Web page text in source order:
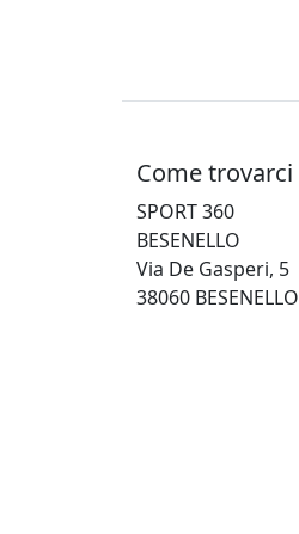
Come trovarci
SPORT 360
BESENELLO
Via De Gasperi, 5
38060 BESENELLO